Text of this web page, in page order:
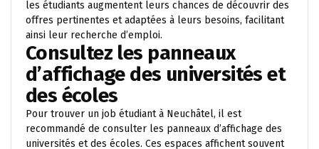
les étudiants augmentent leurs chances de découvrir des
offres pertinentes et adaptées à leurs besoins, facilitant
ainsi leur recherche d’emploi.
Consultez les panneaux
d’affichage des universités et
des écoles
Pour trouver un job étudiant à Neuchâtel, il est
recommandé de consulter les panneaux d’affichage des
universités et des écoles. Ces espaces affichent souvent